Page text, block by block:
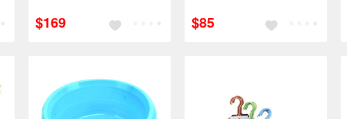
$169 $85